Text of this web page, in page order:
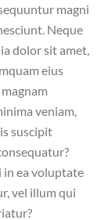
magni
Neque
dolor sit amet,
eius
veniam,
suscipit
in ea voluptate
vel illum qui